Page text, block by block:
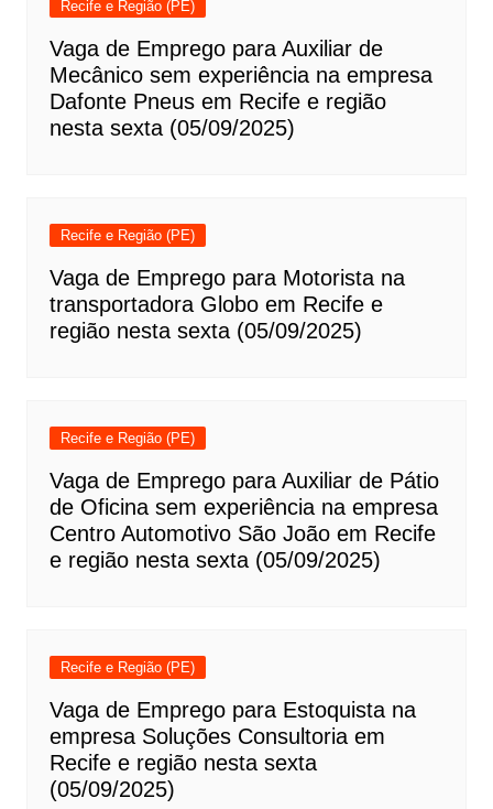
Recife e Região (PE)
Vaga de Emprego para Auxiliar de
Mecânico sem experiência na empresa
Dafonte Pneus em Recife e região
nesta sexta (05/09/2025)
Recife e Região (PE)
Vaga de Emprego para Motorista na
transportadora Globo em Recife e
região nesta sexta (05/09/2025)
Recife e Região (PE)
Vaga de Emprego para Auxiliar de Pátio
de Oficina sem experiência na empresa
Centro Automotivo São João em Recife
e região nesta sexta (05/09/2025)
Recife e Região (PE)
Vaga de Emprego para Estoquista na
empresa Soluções Consultoria em
Recife e região nesta sexta
(05/09/2025)